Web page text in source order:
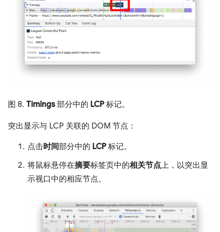
图 8. Timings部分中的 LCP标记。
突出显示与 LCP 关联的 DOM 节点：
点击时间部分中的 LCP标记。
将鼠标悬停在摘要标签页中的相关节点上，以突出显
示视口中的相应节点。